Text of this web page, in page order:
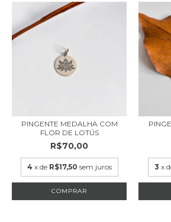
PINGENTE MEDALHA COM
FLOR DE LOTÚS
R$70,00
4 x de R$17,50 sem juros 3 x